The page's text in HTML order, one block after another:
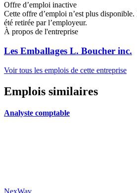
Offre d’emploi inactive
Cette offre d’emploi n’est plus
été retirée par l’employeur.
À propos de l'entreprise
Les Emballages L. Boucher inc.
Voir tous les emplois de cette entreprise
Emplois similaires
Analyste comptable